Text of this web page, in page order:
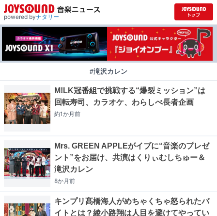
powered byナタリー
#滝沢カレン
M!LK冠番組で挑戦する“爆裂ミッション”は
回転寿司、カラオケ、わらしべ長者企画
約1か月前
Mrs. GREEN APPLEがイブに“音楽のプレゼ
ント”をお届け、共演はくりぃむしちゅー＆
滝沢カレン
8か月前
キンプリ髙橋海人がめちゃくちゃ怒られたバ
イトとは？綾小路翔は人目を避けてやってい